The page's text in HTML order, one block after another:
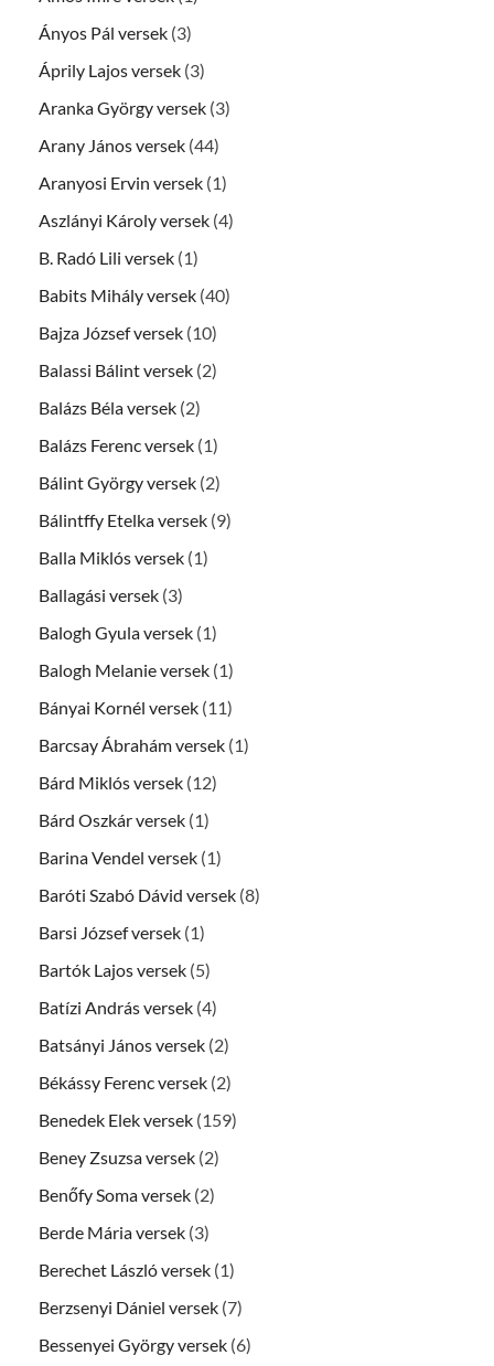
Ányos Pál versek (3)
Áprily Lajos versek (3)
Aranka György versek (3)
Arany János versek (44)
Aranyosi Ervin versek (1)
Aszlányi Károly versek (4)
B. Radó Lili versek (1)
Babits Mihály versek (40)
Bajza József versek (10)
Balassi Bálint versek (2)
Balázs Béla versek (2)
Balázs Ferenc versek (1)
Bálint György versek (2)
Bálintffy Etelka versek (9)
Balla Miklós versek (1)
Ballagási versek (3)
Balogh Gyula versek (1)
Balogh Melanie versek (1)
Bányai Kornél versek (11)
Barcsay Ábrahám versek (1)
Bárd Miklós versek (12)
Bárd Oszkár versek (1)
Barina Vendel versek (1)
Baróti Szabó Dávid versek (8)
Barsi József versek (1)
Bartók Lajos versek (5)
Batízi András versek (4)
Batsányi János versek (2)
Békássy Ferenc versek (2)
Benedek Elek versek (159)
Beney Zsuzsa versek (2)
Benőfy Soma versek (2)
Berde Mária versek (3)
Berechet László versek (1)
Berzsenyi Dániel versek (7)
Bessenyei György versek (6)